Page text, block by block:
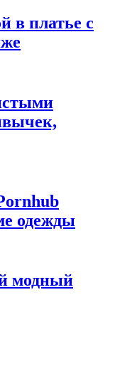
в платье с
одежды
модный